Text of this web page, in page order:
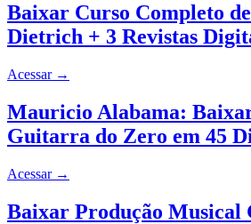
Baixar Curso Completo
Dietrich + 3 Revistas
Acessar →
Mauricio Alabama:
Guitarra do Zero em 45
Acessar →
Baixar Produção Musical